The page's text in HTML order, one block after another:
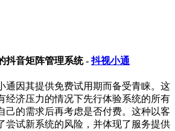
抖音矩阵管理系统 -抖视小通
通因其提供免费试用期而备受青睐。这
经济压力的情况下先行体验系统的所有
己的需求后再考虑是否付费。这种以客
尝试新系统的风险，并体现了服务提供